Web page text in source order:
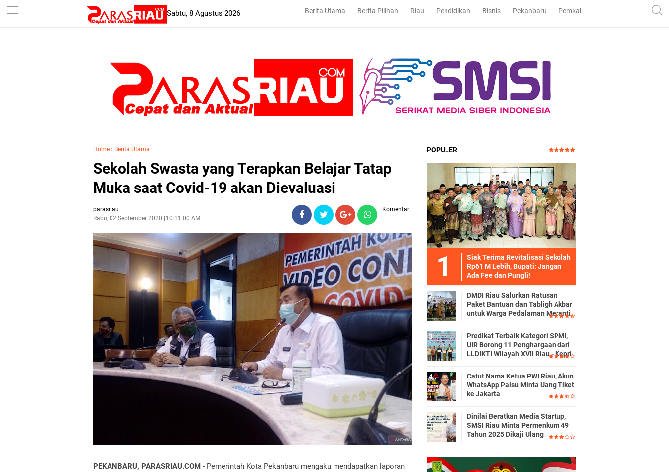
-->
Sabtu, 8 Agustus 2026 Berita Utama Berita Pilihan Riau Pendidikan Bisnis Pekanbaru Pemkab dan DPRD Bengkalis
Home › Berita Utama
Sekolah Swasta yang Terapkan Belajar Tatap
Muka saat Covid-19 akan Dievaluasi
parasriau
Rabu, 02 September 2020
10:11:00 AM
Komentar
PEKANBARU, PARASRIAU.COM - Pemerintah Kota Pekanbaru mengaku mendapatkan laporan
POPULER
Siak Terima Revitalisasi Sekolah
Rp61 M Lebih, Bupati: Jangan
Ada Fee dan Pungli!
DMDI Riau Salurkan Ratusan
Paket Bantuan dan Tabligh Akbar
untuk Warga Pedalaman Meranti
Predikat Terbaik Kategori SPMI,
UIR Borong 11 Penghargaan dari
LLDIKTI Wilayah XVII Riau - Kepri
Catut Nama Ketua PWI Riau, Akun
WhatsApp Palsu Minta Uang Tiket
ke Jakarta
Dinilai Beratkan Media Startup,
SMSI Riau Minta Permenkum 49
Tahun 2025 Dikaji Ulang